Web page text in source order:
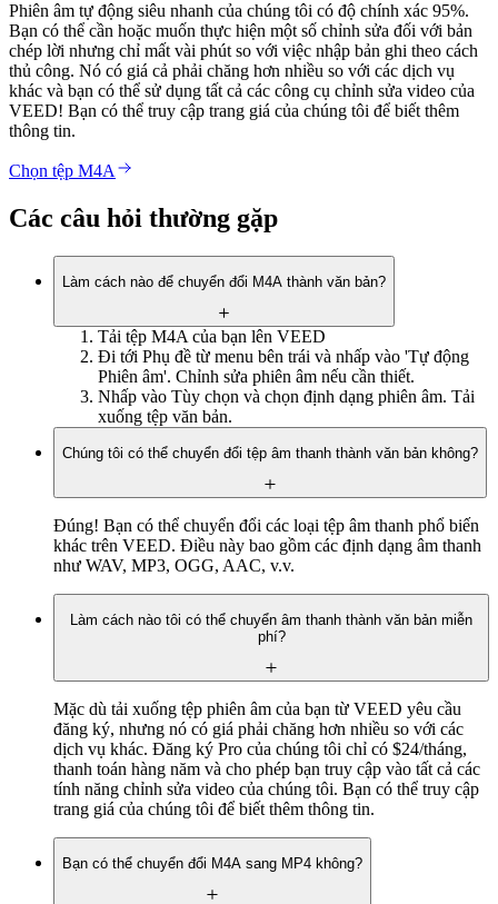
Phiên âm tự động siêu nhanh của chúng tôi có độ chính xác 95%.
Bạn có thể cần hoặc muốn thực hiện một số chỉnh sửa đối với bản
chép lời nhưng chỉ mất vài phút so với việc nhập bản ghi theo cách
thủ công. Nó có giá cả phải chăng hơn nhiều so với các dịch vụ
khác và bạn có thể sử dụng tất cả các công cụ chỉnh sửa video của
VEED! Bạn có thể truy cập trang giá của chúng tôi để biết thêm
thông tin.
Chọn tệp M4A
Các câu hỏi thường gặp
Làm cách nào để chuyển đổi M4A thành văn bản?
Tải tệp M4A của bạn lên VEED
Đi tới Phụ đề từ menu bên trái và nhấp vào 'Tự động
Phiên âm'. Chỉnh sửa phiên âm nếu cần thiết.
Nhấp vào Tùy chọn và chọn định dạng phiên âm. Tải
xuống tệp văn bản.
Chúng tôi có thể chuyển đổi tệp âm thanh thành văn bản không?
Đúng! Bạn có thể chuyển đổi các loại tệp âm thanh phổ biến
khác trên VEED. Điều này bao gồm các định dạng âm thanh
như WAV, MP3, OGG, AAC, v.v.
Làm cách nào tôi có thể chuyển âm thanh thành văn bản miễn
phí?
Mặc dù tải xuống tệp phiên âm của bạn từ VEED yêu cầu
đăng ký, nhưng nó có giá phải chăng hơn nhiều so với các
dịch vụ khác. Đăng ký Pro của chúng tôi chỉ có $24/tháng,
thanh toán hàng năm và cho phép bạn truy cập vào tất cả các
tính năng chỉnh sửa video của chúng tôi. Bạn có thể truy cập
trang giá của chúng tôi để biết thêm thông tin.
Bạn có thể chuyển đổi M4A sang MP4 không?